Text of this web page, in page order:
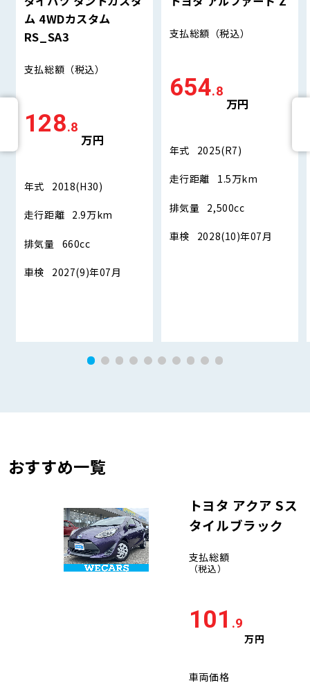
ム 4WDカスタム
RS_SA3
支払総額 （税込）
128.8
万円
年式 2018(H30)
走行距離 2.9万km
排気量 660cc
車検 2027(9)年07月
支払総額 （税込）
654.8
万円
年式 2025(R7)
走行距離 1.5万km
排気量 2,500cc
車検 2028(10)年07月
おすすめ一覧
トヨタ アクア Sス
タイルブラック
支払総額
（税込）
101 .9
万円
車両価格